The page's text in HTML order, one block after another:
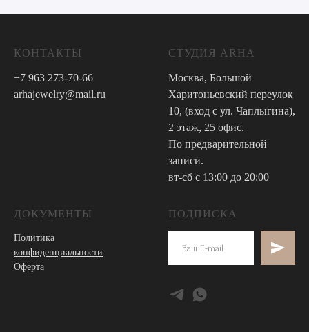
КОНТАКТЫ
+7 963 273-70-66
arhajewelry@mail.ru
СТУДИЯ ARHA
Москва, Большой
Харитоньевский переулок
10, (вход с ул. Чаплыгина),
2 этаж, 25 офис.
По предварительной
записи.
вт-сб с 13:00 до 20:00
ДОКУМЕНТЫ
Политика
конфиденциальности
Оферта
ПОДПИСКА